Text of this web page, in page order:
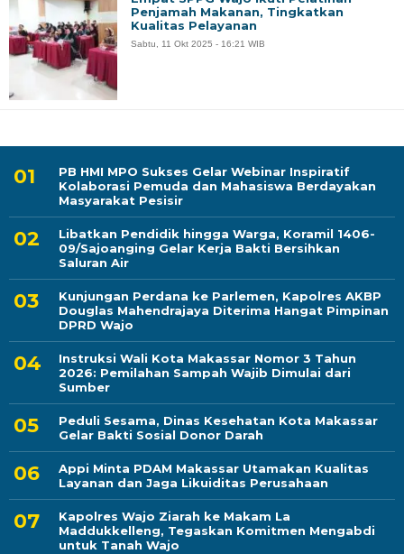
PB HMI MPO Sukses Gelar Webinar Inspiratif
Kolaborasi Pemuda dan Mahasiswa Berdayakan
Masyarakat Pesisir
Libatkan Pendidik hingga Warga, Koramil 1406-
09/Sajoanging Gelar Kerja Bakti Bersihkan
Saluran Air
Kunjungan Perdana ke Parlemen, Kapolres AKBP
Douglas Mahendrajaya Diterima Hangat Pimpinan
DPRD Wajo
Instruksi Wali Kota Makassar Nomor 3 Tahun
2026: Pemilahan Sampah Wajib Dimulai dari
Sumber
Peduli Sesama, Dinas Kesehatan Kota Makassar
Gelar Bakti Sosial Donor Darah
Appi Minta PDAM Makassar Utamakan Kualitas
Layanan dan Jaga Likuiditas Perusahaan
Kapolres Wajo Ziarah ke Makam La
Maddukkelleng, Tegaskan Komitmen Mengabdi
untuk Tanah Wajo
Penjamah Makanan, Tingkatkan
Kualitas Pelayanan
Sabtu, 11 Okt 2025 - 16:21 WIB